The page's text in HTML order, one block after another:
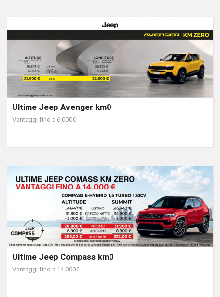
Ultime Jeep Avenger km0
Vantaggi fino a 6.000€
Ultime Jeep Compass km0
Vantaggi fino a 14.000€